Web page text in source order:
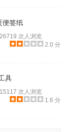
击插件文件安
具栏上来安
点击打开附件正
便签纸
26719 次人浏览
2.0 分
具
15117 次人浏览
1.6 分